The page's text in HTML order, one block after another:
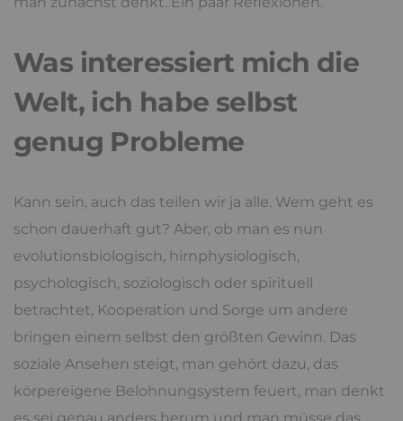
Was interessiert mich die
Welt, ich habe selbst
genug Probleme
Kann sein, auch das teilen wir ja alle. Wem geht es
schon dauerhaft gut? Aber, ob man es nun
evolutionsbiologisch, hirnphysiologisch,
psychologisch, soziologisch oder spirituell
betrachtet, Kooperation und Sorge um andere
bringen einem selbst den größten Gewinn. Das
soziale Ansehen steigt, man gehört dazu, das
körpereigene Belohnungsystem feuert, man denkt